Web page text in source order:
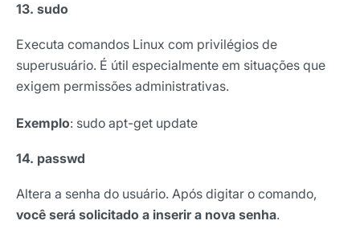
13. sudo
Executa comandos Linux com privilégios de
superusuário. É útil especialmente em situações que
exigem permissões administrativas.
Exemplo: sudo apt-get update
14. passwd
Altera a senha do usuário. Após digitar o comando,
você será solicitado a inserir a nova senha.